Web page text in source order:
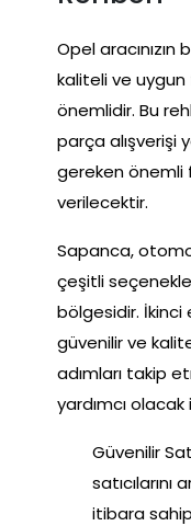
Opel aracınızın
kaliteli ve uygun
önemlidir. Bu
parça alışverişi
gereken önemli
verilecektir.
Sapanca,
çeşitli
bölgesidir. İkinci
güvenilir ve
adımları takip
yardımcı olacak
Güvenilir
satıcılarını
itibara